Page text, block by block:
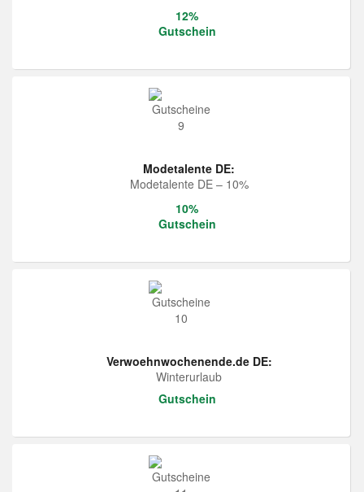
12%
Gutschein
Modetalente DE:
Modetalente DE – 10%
10%
Gutschein
Verwoehnwochenende.de DE:
Winterurlaub
Gutschein